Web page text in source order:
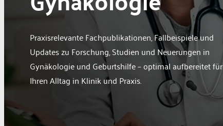
Berufspolitik
Panorama
Service
Kongress
Aus der Industrie
Praxisrelevante Fachpublikationen, Fallbeispiele und
Updates zu Forschung, Studien und Neuerungen in
Gynäkologie und Geburtshilfe – optimal aufbereitet für
Ihren Alltag in Klinik und Praxis.